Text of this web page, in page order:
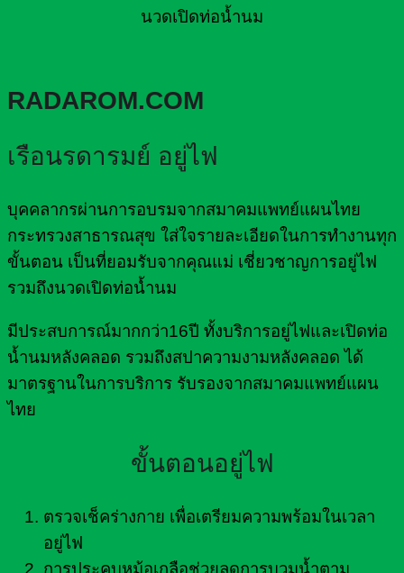
นวดเปิดท่อน้ำนม
RADAROM.COM
เรือนรดารมย์ อยู่ไฟ
บุคคลากรผ่านการอบรมจากสมาคมแพทย์แผนไทย
กระทรวงสาธารณสุข ใส่ใจรายละเอียดในการทำงานทุก
ขั้นตอน เป็นที่ยอมรับจากคุณแม่ เชี่ยวชาญการอยู่ไฟ
รวมถึงนวดเปิดท่อน้ำนม
มีประสบการณ์มากกว่า16ปี ทั้งบริการอยู่ไฟและเปิดท่อ
น้ำนมหลังคลอด รวมถึงสปาความงามหลังคลอด ได้
มาตรฐานในการบริการ รับรองจากสมาคมแพทย์แผน
ไทย
ขั้นตอนอยู่ไฟ
ตรวจเช็คร่างกาย เพื่อเตรียมความพร้อมในเวลา
อยู่ไฟ
การประคบหม้อเกลือช่วยลดการบวมน้ำตาม